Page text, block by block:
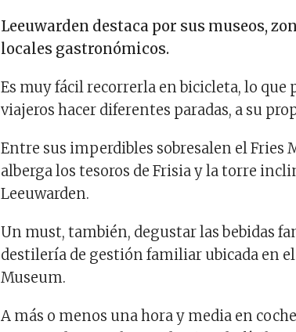
Leeuwarden destaca por sus museos,
locales gastronómicos.
Es muy fácil recorrerla en bicicleta, lo que
viajeros hacer diferentes paradas, a su
Entre sus imperdibles sobresalen el Fries
alberga los tesoros de Frisia y la torre
Leeuwarden.
Un must, también, degustar las bebidas
destilería de gestión familiar ubicada en
Museum.
A más o menos una hora y media en